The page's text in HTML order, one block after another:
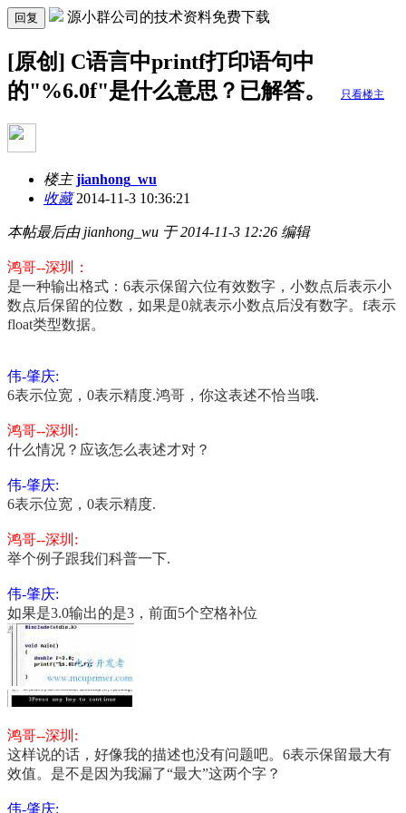
回复 源小群公司的技术资料免费下载
[原创] C语言中printf打印语句中
的"%6.0f"是什么意思？已解答。
只看楼主
楼主 jianhong_wu
收藏2014-11-3 10:36:21
本帖最后由 jianhong_wu 于 2014-11-3 12:26 编辑
鸿哥--深圳：
是一种输出格式：6表示保留六位有效数字，小数点后表示小
数点后保留的位数，如果是0就表示小数点后没有数字。f表示
float类型数据。
伟-肇庆:
6表示位宽，0表示精度.鸿哥，你这表述不恰当哦.
鸿哥--深圳:
什么情况？应该怎么表述才对？
伟-肇庆:
6表示位宽，0表示精度.
鸿哥--深圳:
举个例子跟我们科普一下.
伟-肇庆:
如果是3.0输出的是3，前面5个空格补位
鸿哥--深圳:
这样说的话，好像我的描述也没有问题吧。6表示保留最大有
效值。是不是因为我漏了“最大”这两个字？
伟-肇庆: